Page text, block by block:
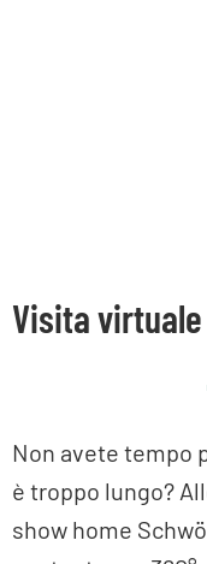
Visita virtuale
Non avete tempo
è troppo lungo?
show home